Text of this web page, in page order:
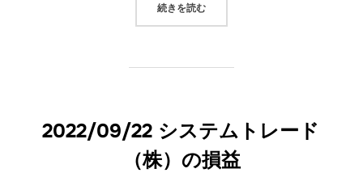
続きを読む“キャベツ太郎のお菓子にキャベツ
2022/09/22 システムトレード
（株）の損益